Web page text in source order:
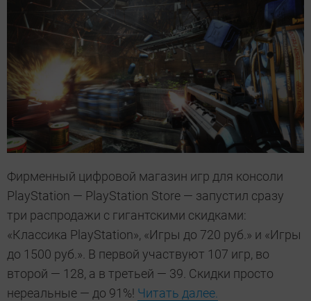
Фирменный цифровой магазин игр для консоли
PlayStation — PlayStation Store — запустил сразу
три распродажи с гигантскими скидками:
«Классика PlayStation», «Игры до 720 руб.» и «Игры
до 1500 руб.». В первой участвуют 107 игр, во
второй — 128, а в третьей — 39. Скидки просто
нереальные — до 91%! Читать далее.